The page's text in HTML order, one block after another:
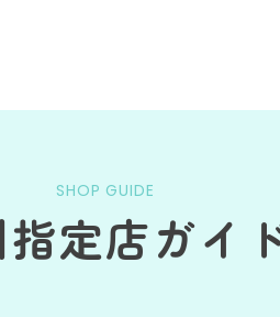
SHOP GUIDE
定店ガイ